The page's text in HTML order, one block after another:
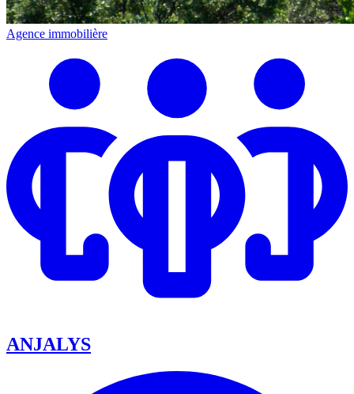
Agence immobilière
ANJALYS